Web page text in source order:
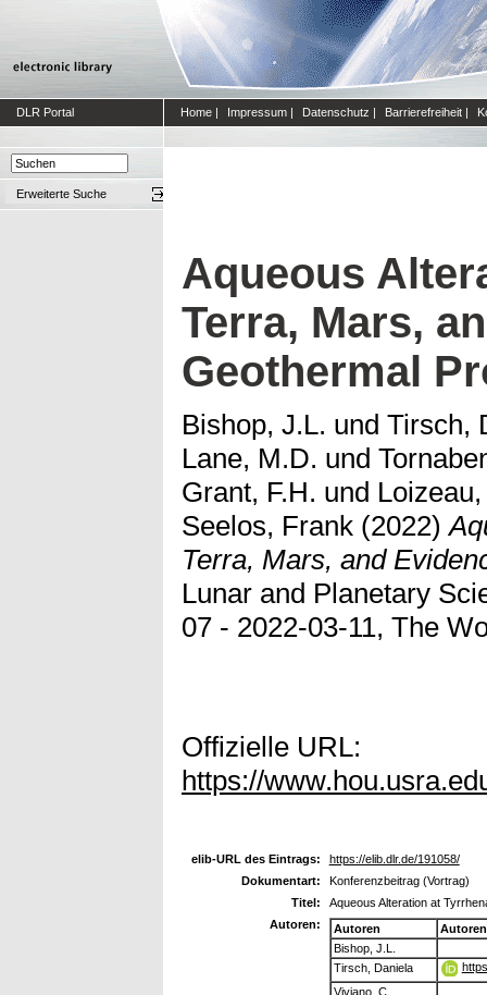
DLR Portal Home | Impressum | Datenschutz | Barrierefreiheit |
Erweiterte Suche
Aqueous
Terra, Mars,
Geothermal
Bishop, J.L. und Tirsch,
Lane, M.D. und
Grant, F.H. und
Seelos, Frank (2022)
Terra, Mars, and
Lunar and Planetary
07 - 2022-03-11, The
Offizielle URL:
https://
elib-URL des Eintrags:
https://elib.dlr.de/191058/
Dokumentart:
Konferenzbeitrag (Vortrag)
Titel:
Aqueous Alteration at
Autoren:
Autoren
Bishop, J.L.
Tirsch, Daniela
Viviano, C.